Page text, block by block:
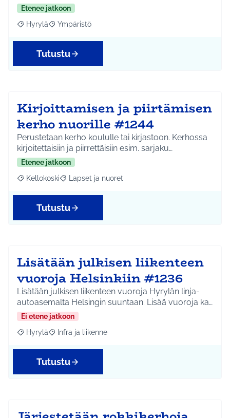
Etenee jatkoon
Rajaa tulokset aihepiirin mukaan: Hyrylä
Hyrylä Rajaa tulokset teeman mukaan: Ympäristö
Ympäristö
Tutustu
Kirjoittamisen ja piirtämisen
kerho nuorille #1244
Perustetaan kerho koululle tai kirjastoon. Kerhossa
kirjoitettaisiin ja piirrettäisiin esim. sarjaku…
Etenee jatkoon
Rajaa tulokset aihepiirin mukaan: Kellokoski
Kellokoski Rajaa tulokset teeman mukaan: Lapset ja nuoret
Lapset ja nuoret
Tutustu
Lisätään julkisen liikenteen
vuoroja Helsinkiin #1236
Lisätään julkisen liikenteen vuoroja Hyrylän linja-
autoasemalta Helsingin suuntaan. Lisää vuoroja ka…
Ei etene jatkoon
Rajaa tulokset aihepiirin mukaan: Hyrylä
Hyrylä Rajaa tulokset teeman mukaan: Infra ja liikenne
Infra ja liikenne
Tutustu